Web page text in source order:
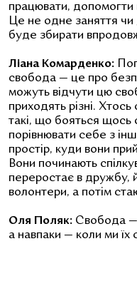
працювати, допомогти
Це не одне заняття чи
буде збирати впродовж
Ліана Комарденко:
свобода — це про
можуть відчути цю
приходять різні.
такі, що бояться щось
порівнювати себе з
простір, куди вони
Вони починають
переростає в дружбу,
волонтери, а потім
Оля Поляк: Свобода —
а навпаки — коли ми їх